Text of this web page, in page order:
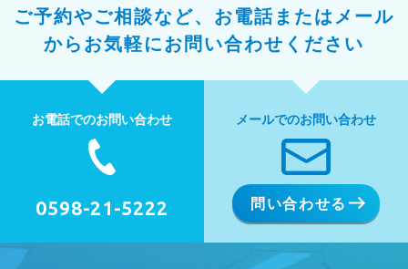
ご予約やご相談など、お電話またはメール
からお気軽にお問い合わせください
お電話でのお問い合わせ
0598-21-5222
メールでのお問い合わせ
問い合わせる